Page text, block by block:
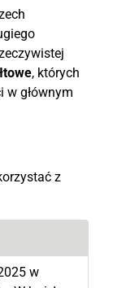
, których
w głównym
z
w